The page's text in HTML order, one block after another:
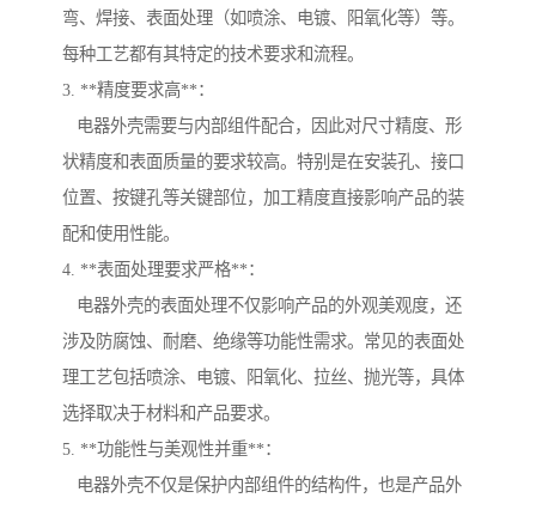
弯、焊接、表面处理（如喷涂、电镀、阳氧化等）等。
每种工艺都有其特定的技术要求和流程。
3. **精度要求高**：
电器外壳需要与内部组件配合，因此对尺寸精度、形
状精度和表面质量的要求较高。特别是在安装孔、接口
位置、按键孔等关键部位，加工精度直接影响产品的装
配和使用性能。
4. **表面处理要求严格**：
电器外壳的表面处理不仅影响产品的外观美观度，还
涉及防腐蚀、耐磨、绝缘等功能性需求。常见的表面处
理工艺包括喷涂、电镀、阳氧化、拉丝、抛光等，具体
选择取决于材料和产品要求。
5. **功能性与美观性并重**：
电器外壳不仅是保护内部组件的结构件，也是产品外